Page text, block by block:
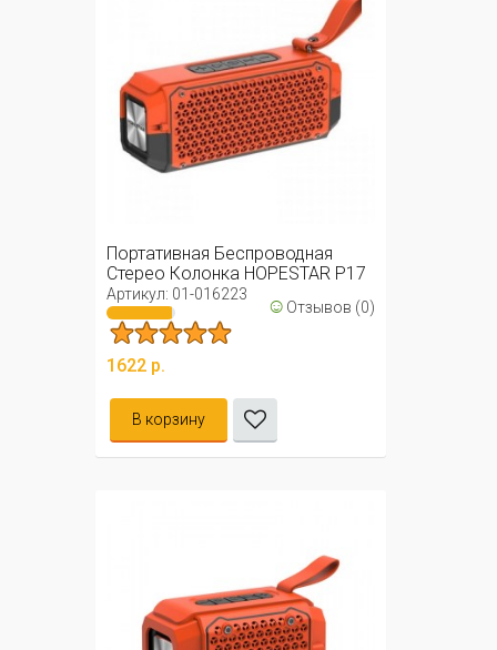
Портативная Беспроводная
Стерео Колонка HOPESTAR P17
Артикул: 01-016223 ☺ Отзывов (0)
1622 р.
В корзину